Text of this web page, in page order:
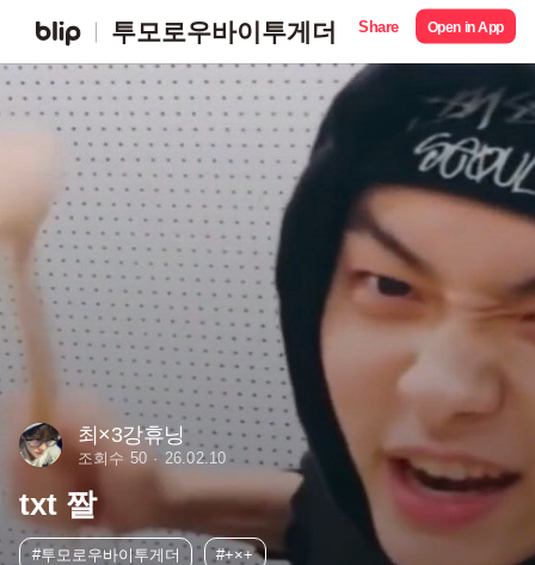
투모로우바이투게더 Share Open in App
최×3강휴닝
조회수 50 26.02.10
txt 짤
#투모로우바이투게더 #+×+